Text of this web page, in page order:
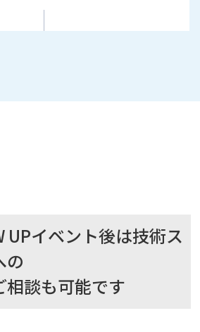
UPイベント後は技術ス
の
相談も可能です